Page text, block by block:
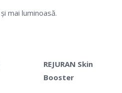
mai luminoasă.
REJURAN Skin
Booster